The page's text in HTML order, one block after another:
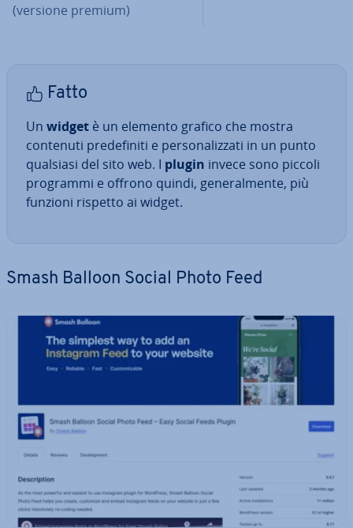
(versione premium)
Fatto
Un widget è un elemento grafico che mostra
contenuti pre­de­fi­ni­ti e per­so­na­liz­za­ti in un punto
qualsiasi del sito web. I plugin invece sono piccoli
programmi e offrono quindi, ge­ne­ral­men­te, più
funzioni rispetto ai widget.
Smash Balloon Social Photo Feed